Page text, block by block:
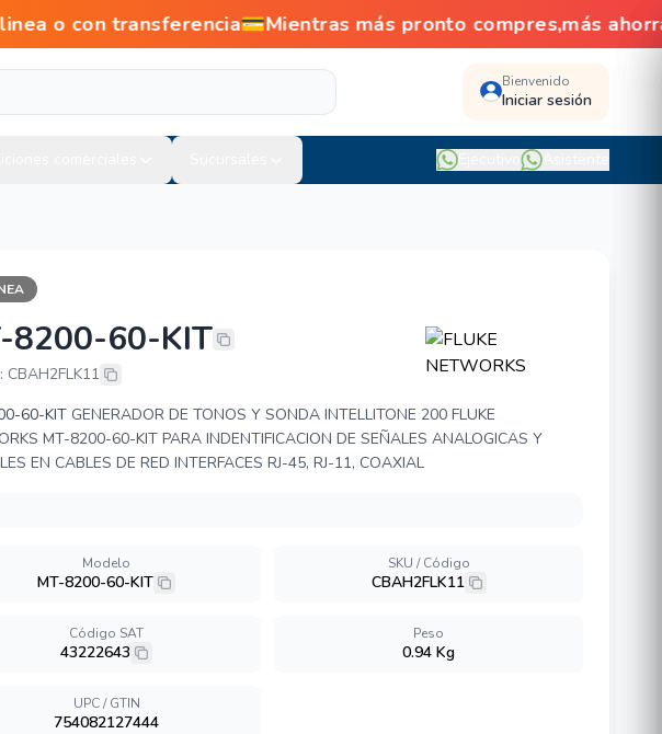
o con transferencia💳Mientras más pronto compres,más
Bienvenido
Iniciar sesión
NETWORKS MT-8200-60-KIT
8200-60-KIT
CBAH2FLK11
60-KIT GENERADOR DE TONOS Y SONDA INTELLITONE 200 FLUKE
MT-8200-60-KIT PARA INDENTIFICACION DE SEÑALES ANALOGICAS Y
EN CABLES DE RED INTERFACES RJ-45, RJ-11, COAXIAL
Modelo
MT-8200-60-KIT
SKU / Código
CBAH2FLK11
Código SAT
43222643
Peso
0.94 Kg
UPC / GTIN
754082127444